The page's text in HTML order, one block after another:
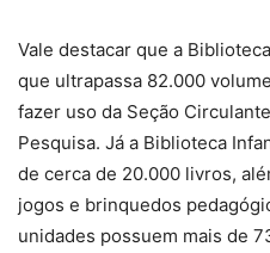
Vale destacar que a
que ultrapassa 82.000
fazer uso da Seção
Pesquisa. Já a Biblioteca
de cerca de 20.000 livros,
jogos e brinquedos
unidades possuem mais de